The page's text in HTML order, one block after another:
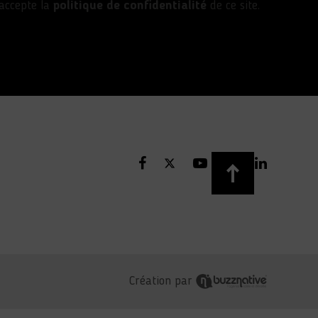
la politique de confidentialité de ce site.
Création par